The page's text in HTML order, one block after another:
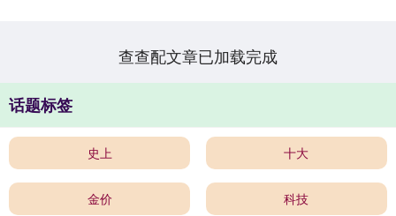
查查配文章已加载完成
话题标签
史上 十大
金价 科技